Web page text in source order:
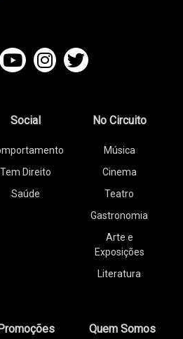
Social
Tem Direito
Saúde
No Circuito
Música
Cinema
Teatro
Gastronomia
Arte e
Exposições
Literatura
Quem Somos